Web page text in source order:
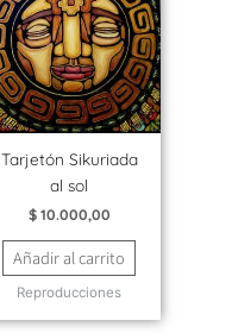
Tarjetón Sikuriada
al sol
$10.000,00
Añadir al carrito
Reproducciones